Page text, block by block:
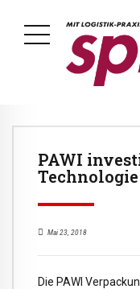
PAWI
Technologie
Mai 23, 2018
Die PAWI